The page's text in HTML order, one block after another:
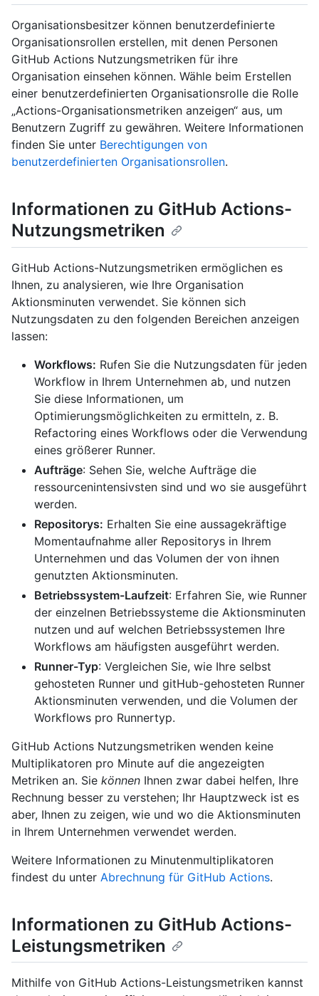
Organisationsbesitzer können benutzerdefinierte
Organisationsrollen erstellen, mit denen Personen
GitHub Actions Nutzungsmetriken für ihre
Organisation einsehen können. Wähle beim Erstellen
einer benutzerdefinierten Organisationsrolle die Rolle
„Actions-Organisationsmetriken anzeigen“ aus, um
Benutzern Zugriff zu gewähren. Weitere Informationen
finden Sie unter Berechtigungen von
benutzerdefinierten Organisationsrollen.
Informationen zu GitHub Actions-
Nutzungsmetriken
GitHub Actions-Nutzungsmetriken ermöglichen es
Ihnen, zu analysieren, wie Ihre Organisation
Aktionsminuten verwendet. Sie können sich
Nutzungsdaten zu den folgenden Bereichen anzeigen
lassen:
Workflows: Rufen Sie die Nutzungsdaten für jeden
Workflow in Ihrem Unternehmen ab, und nutzen
Sie diese Informationen, um
Optimierungsmöglichkeiten zu ermitteln, z. B.
Refactoring eines Workflows oder die Verwendung
eines größerer Runner.
Aufträge: Sehen Sie, welche Aufträge die
ressourcenintensivsten sind und wo sie ausgeführt
werden.
Repositorys: Erhalten Sie eine aussagekräftige
Momentaufnahme aller Repositorys in Ihrem
Unternehmen und das Volumen der von ihnen
genutzten Aktionsminuten.
Betriebssystem-Laufzeit: Erfahren Sie, wie Runner
der einzelnen Betriebssysteme die Aktionsminuten
nutzen und auf welchen Betriebssystemen Ihre
Workflows am häufigsten ausgeführt werden.
Runner-Typ: Vergleichen Sie, wie Ihre selbst
gehosteten Runner und gitHub-gehosteten Runner
Aktionsminuten verwenden, und die Volumen der
Workflows pro Runnertyp.
GitHub Actions Nutzungsmetriken wenden keine
Multiplikatoren pro Minute auf die angezeigten
Metriken an. Sie können Ihnen zwar dabei helfen, Ihre
Rechnung besser zu verstehen; Ihr Hauptzweck ist es
aber, Ihnen zu zeigen, wie und wo die Aktionsminuten
in Ihrem Unternehmen verwendet werden.
Weitere Informationen zu Minutenmultiplikatoren
findest du unter Abrechnung für GitHub Actions.
Informationen zu GitHub Actions-
Leistungsmetriken
Mithilfe von GitHub Actions-Leistungsmetriken kannst